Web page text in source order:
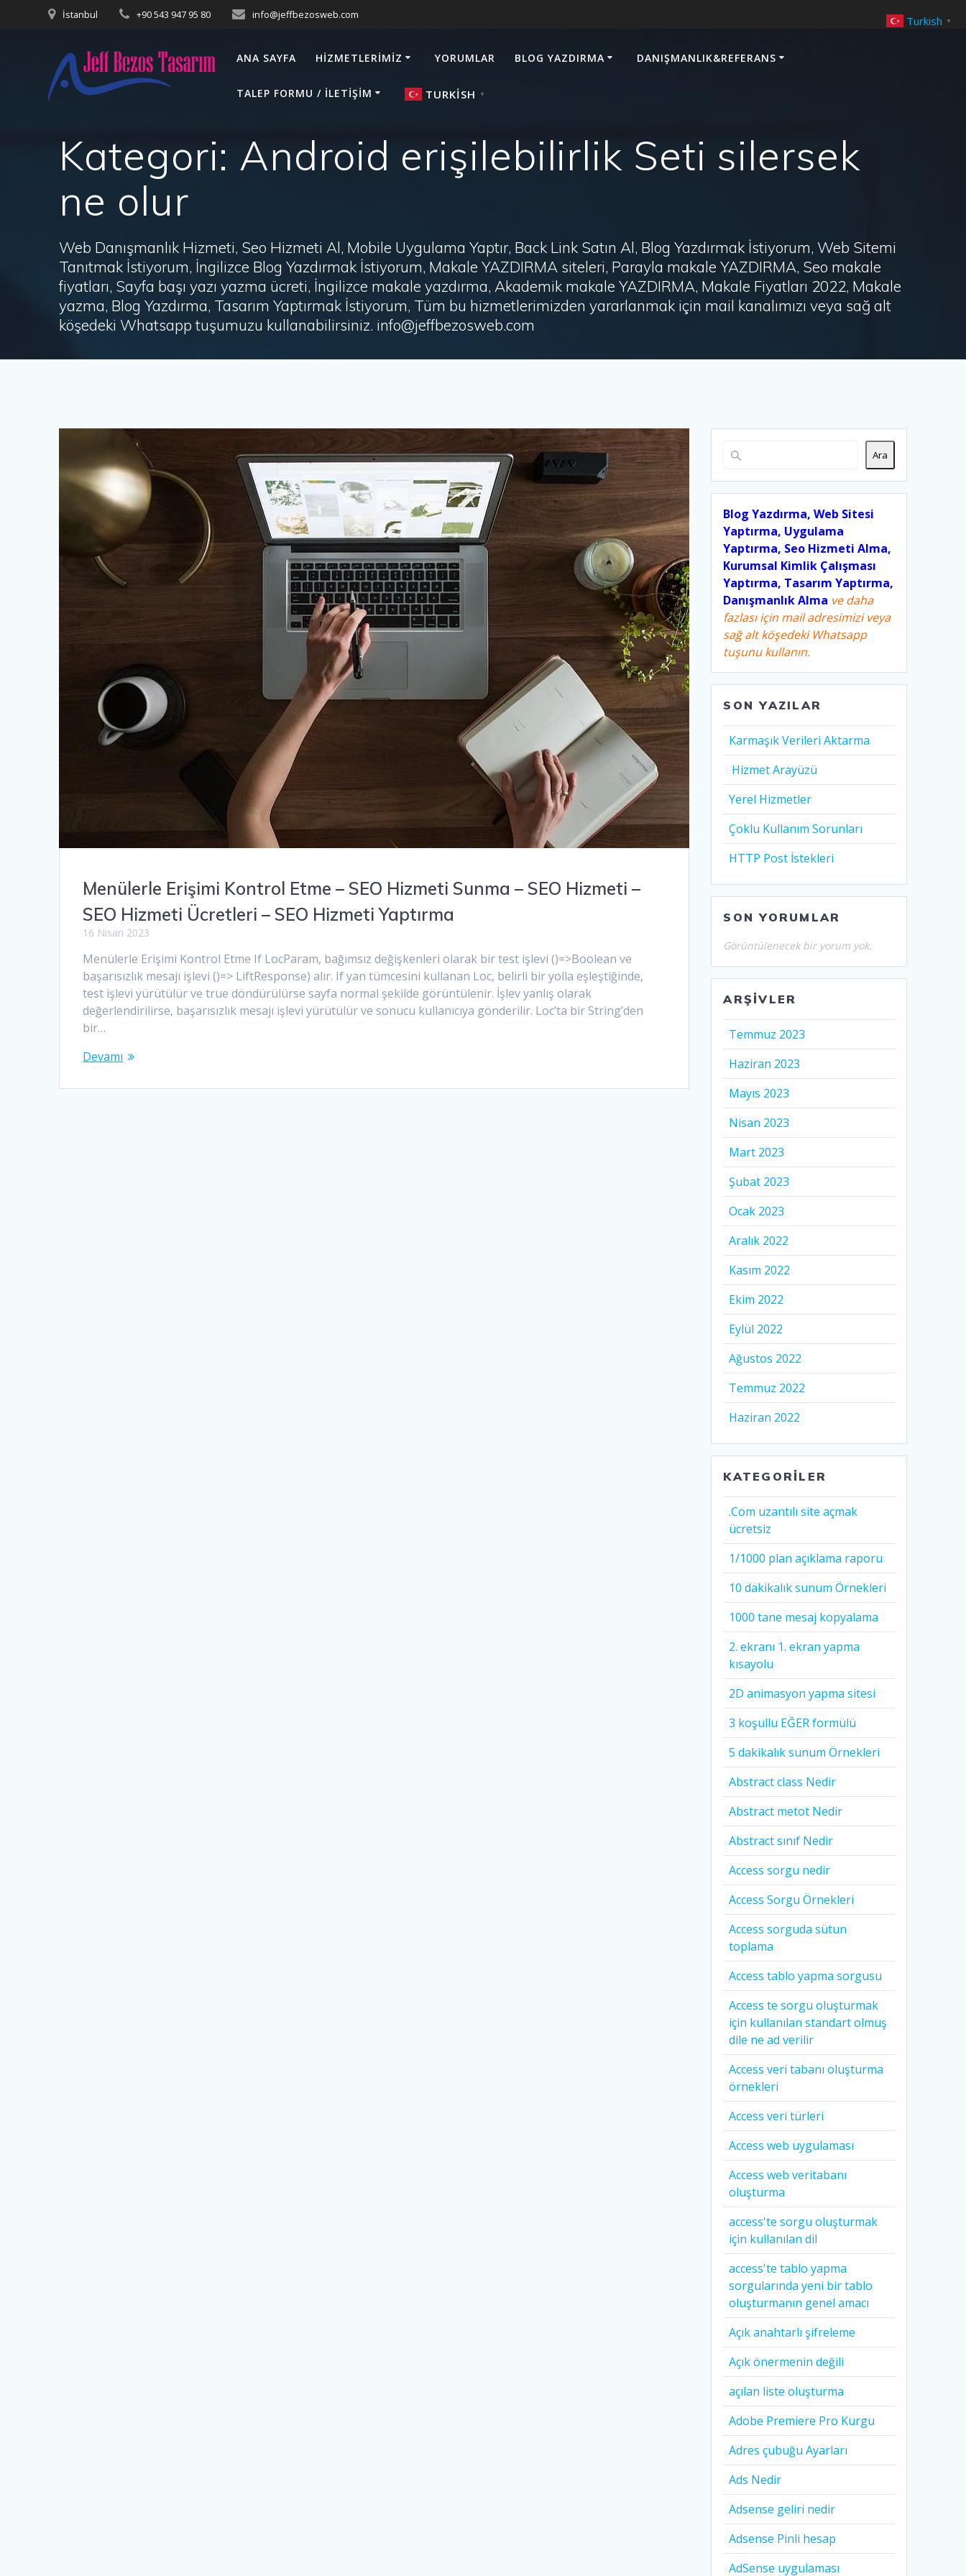
İstanbul +90 543 947 95 80 info@jeffbezosweb.com
ANA SAYFA HIZMETLERIMIZ YORUMLAR BLOG YAZDIRMA DANIŞMANLIK&REFERANS
TALEP FORMU / İLETIŞIM TURKISH ▼
Kategori: Android erişilebilirlik Seti silersek
ne olur
Web Danışmanlık Hizmeti, Seo Hizmeti Al, Mobile Uygulama Yaptır, Back Link Satın Al, Blog Yazdırmak İstiyorum, Web Sitemi
Tanıtmak İstiyorum, İngilizce Blog Yazdırmak İstiyorum, Makale YAZDIRMA siteleri, Parayla makale YAZDIRMA, Seo makale
fiyatları, Sayfa başı yazı yazma ücreti, İngilizce makale yazdırma, Akademik makale YAZDIRMA, Makale Fiyatları 2022, Makale
yazma, Blog Yazdırma, Tasarım Yaptırmak İstiyorum, Tüm bu hizmetlerimizden yararlanmak için mail kanalımızı veya sağ alt
köşedeki Whatsapp tuşumuzu kullanabilirsiniz. info@jeffbezosweb.com
Menülerle Erişimi Kontrol Etme – SEO Hizmeti Sunma – SEO Hizmeti –
SEO Hizmeti Ücretleri – SEO Hizmeti Yaptırma
16 Nisan 2023
Menülerle Erişimi Kontrol Etme If LocParam, bağımsız değişkenleri olarak bir test işlevi ()=>Boolean ve
başarısızlık mesajı işlevi ()=> LiftResponse) alır. If yan tümcesini kullanan Loc, belirli bir yolla eşleştiğinde,
test işlevi yürütülür ve true döndürülürse sayfa normal şekilde görüntülenir. İşlev yanlış olarak
değerlendirilirse, başarısızlık mesajı işlevi yürütülür ve sonucu kullanıcıya gönderilir. Loc’ta bir String’den
bir…
Devamı
Ara
Blog Yazdırma, Web Sitesi
Yaptırma, Uygulama
Yaptırma, Seo Hizmeti Alma,
Kurumsal Kimlik Çalışması
Yaptırma, Tasarım Yaptırma,
Danışmanlık Alma ve daha
fazlası için mail adresimizi veya
sağ alt köşedeki Whatsapp
tuşunu kullanın.
SON YAZILAR
Karmaşık Verileri Aktarma
Hizmet Arayüzü
Yerel Hizmetler
Çoklu Kullanım Sorunları
HTTP Post İstekleri
SON YORUMLAR
Görüntülenecek bir yorum yok.
ARŞIVLER
Temmuz 2023
Haziran 2023
Mayıs 2023
Nisan 2023
Mart 2023
Şubat 2023
Ocak 2023
Aralık 2022
Kasım 2022
Ekim 2022
Eylül 2022
Ağustos 2022
Temmuz 2022
Haziran 2022
KATEGORILER
.Com uzantılı site açmak
ücretsiz
1/1000 plan açıklama raporu
10 dakikalık sunum Örnekleri
1000 tane mesaj kopyalama
2. ekranı 1. ekran yapma
kısayolu
2D animasyon yapma sitesi
3 koşullu EĞER formülü
5 dakikalık sunum Örnekleri
Abstract class Nedir
Abstract metot Nedir
Abstract sınıf Nedir
Access sorgu nedir
Access Sorgu Örnekleri
Access sorguda sütun
toplama
Access tablo yapma sorgusu
Access te sorgu oluşturmak
için kullanılan standart olmuş
dile ne ad verilir
Access veri tabanı oluşturma
örnekleri
Access veri türleri
Access web uygulaması
Access web veritabanı
oluşturma
access'te sorgu oluşturmak
için kullanılan dil
access'te tablo yapma
sorgularında yeni bir tablo
oluşturmanın genel amacı
Açık anahtarlı şifreleme
Açık önermenin değili
açılan liste oluşturma
Adobe Premiere Pro Kurgu
Adres çubuğu Ayarları
Ads Nedir
Adsense geliri nedir
Adsense Pinli hesap
AdSense uygulaması
Turkish ▼